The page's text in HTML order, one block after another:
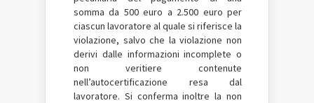
somma da 500 euro a 2.500 euro per
ciascun lavoratore al quale si riferisce la
violazione, salvo che la violazione non
derivi dalle informazioni incomplete o
non veritiere contenute
nell’autocertificazione resa dal
lavoratore. Si conferma inoltre la non